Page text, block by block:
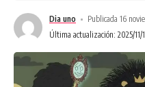
Última actualización: 2025/11/
Dia uno Publicada 16